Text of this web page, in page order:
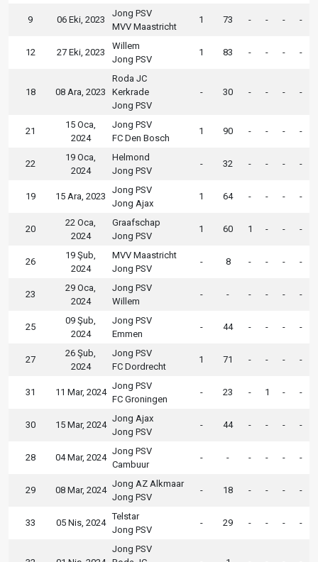
9 06 Eki, 2023
Jong PSV
MVV Maastricht
1 73 - - - -
12 27 Eki, 2023
Willem
Jong PSV
1 83 - - - -
18 08 Ara, 2023
Roda JC
Kerkrade
Jong PSV
- 30 - - - -
21
15 Oca,
2024
Jong PSV
FC Den Bosch
1 90 - - - -
22
19 Oca,
2024
Helmond
Jong PSV
- 32 - - - -
19 15 Ara, 2023
Jong PSV
Jong Ajax
1 64 - - - -
20
22 Oca,
2024
Graafschap
Jong PSV
1 60 1 - - -
26
19 Şub,
2024
MVV Maastricht
Jong PSV
- 8 - - - -
23
29 Oca,
2024
Jong PSV
Willem
- - - - - -
25
09 Şub,
2024
Jong PSV
Emmen
- 44 - - - -
27
26 Şub,
2024
Jong PSV
FC Dordrecht
1 71 - - - -
31 11 Mar, 2024
Jong PSV
FC Groningen
- 23 - 1 - -
30 15 Mar, 2024
Jong Ajax
Jong PSV
- 44 - - - -
28 04 Mar, 2024
Jong PSV
Cambuur
- - - - - -
29 08 Mar, 2024
Jong AZ Alkmaar
Jong PSV
- 18 - - - -
33 05 Nis, 2024
Telstar
Jong PSV
- 29 - - - -
Jong PSV